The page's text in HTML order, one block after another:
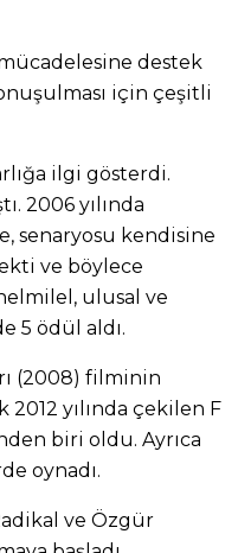
destek
için çeşitli
ilgi gösterdi.
2006 yılında
senaryosu kendisine
ve böylece
ulusal ve
5 ödül aldı.
(2008) filminin
2012 yılında çekilen F
biri oldu. Ayrıca
oynadı.
ve Özgür